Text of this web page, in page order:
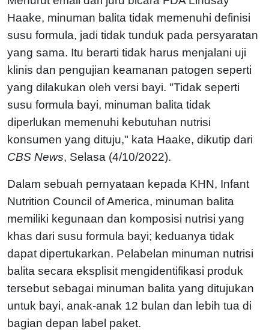
Haake, minuman balita tidak memenuhi definisi
susu formula, jadi tidak tunduk pada persyaratan
yang sama. Itu berarti tidak harus menjalani uji
klinis dan pengujian keamanan patogen seperti
yang dilakukan oleh versi bayi. "Tidak seperti
susu formula bayi, minuman balita tidak
diperlukan memenuhi kebutuhan nutrisi
konsumen yang dituju," kata Haake, dikutip dari
CBS News, Selasa (4/10/2022).
Dalam sebuah pernyataan kepada KHN, Infant
Nutrition Council of America, minuman balita
memiliki kegunaan dan komposisi nutrisi yang
khas dari susu formula bayi; keduanya tidak
dapat dipertukarkan. Pelabelan minuman nutrisi
balita secara eksplisit mengidentifikasi produk
tersebut sebagai minuman balita yang ditujukan
untuk bayi, anak-anak 12 bulan dan lebih tua di
bagian depan label paket.